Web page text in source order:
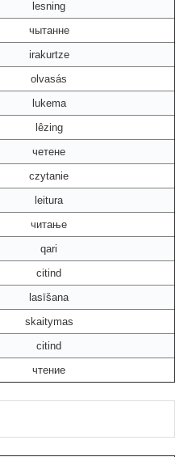
lesning
чытанне
irakurtze
olvasás
lukema
lêzing
четене
czytanie
leitura
читање
qari
citind
lasīšana
skaitymas
citind
чтение